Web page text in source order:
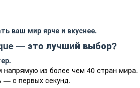
ваш мир ярче и вкуснее.
— это лучший выбор?
из более чем 40 стран мира.
— с первых секунд.